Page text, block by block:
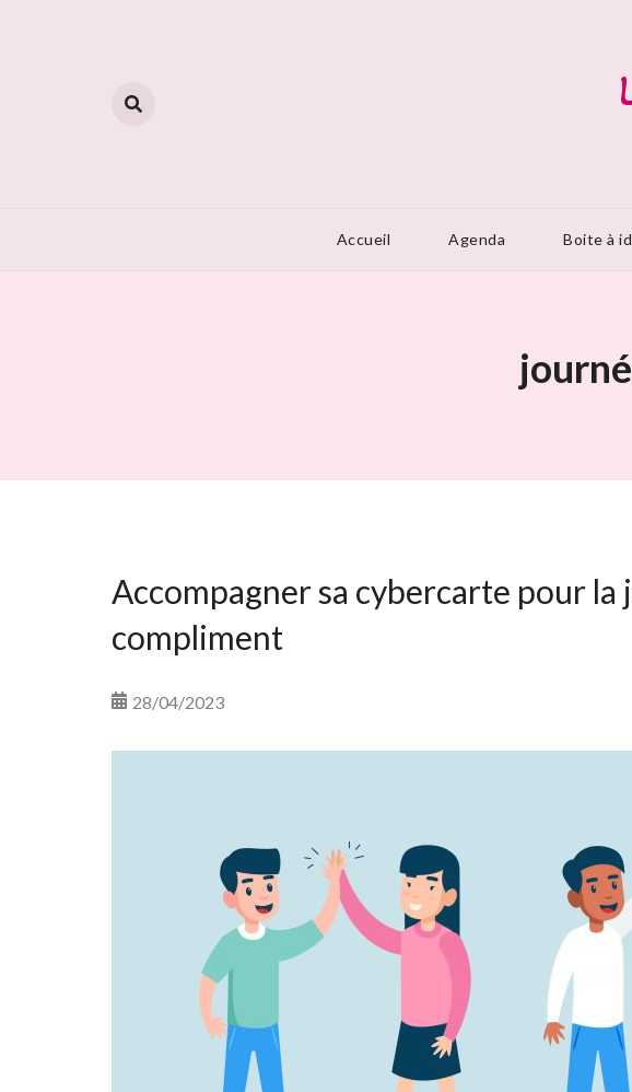
Accueil Agenda Boite à
Accompagner sa cybercarte pour la
compliment
28/04/2023